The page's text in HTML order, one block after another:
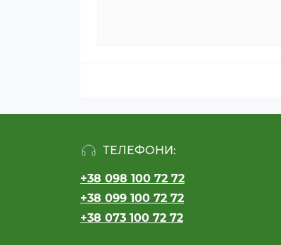
ТЕЛЕФОНИ:
+38 098 100 72 72
+38 099 100 72 72
+38 073 100 72 72